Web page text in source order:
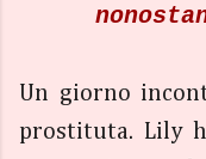
Un giorno
prostituta. Lily